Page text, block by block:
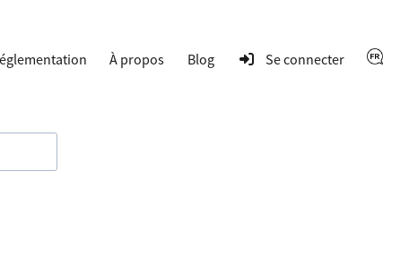
À propos Blog Se connecter